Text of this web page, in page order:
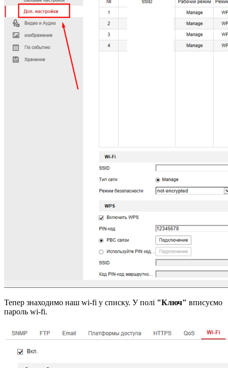
Тепер знаходимо наш wi-fi у списку. У полі "Ключ" вписуємо
пароль wi-fi.